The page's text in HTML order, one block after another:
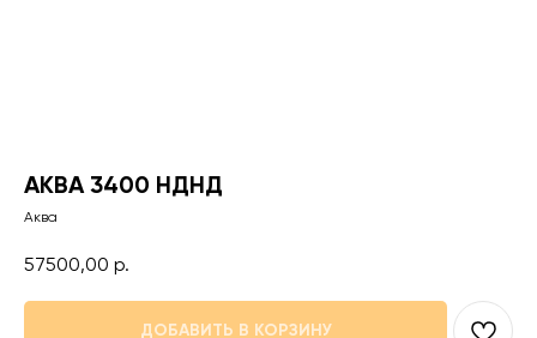
АКВА 3400 НДНД
Аква
57500,00 р.
ДОБАВИТЬ В КОРЗИНУ